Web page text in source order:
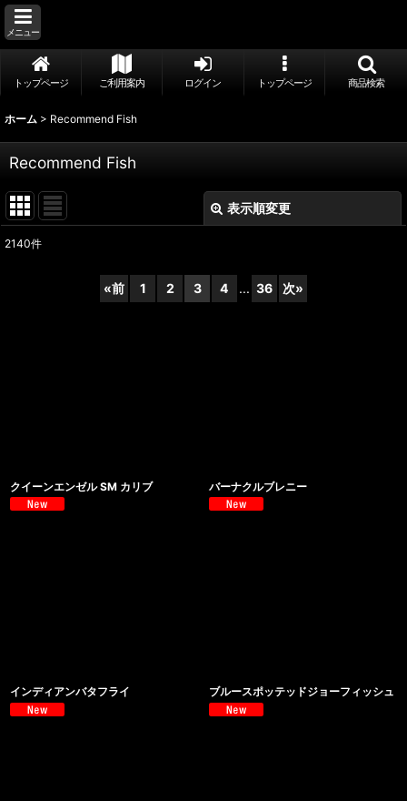
メニュー
トップページ ご利用案内 ログイン トップページ 商品検索
ホーム > Recommend Fish
Recommend Fish
表示順変更
2140件
«前 1 2 3 4 ... 36 次»
クイーンエンゼル SM カリブ バーナクルブレニー
インディアンバタフライ ブルースポッテッドジョーフィッシュ